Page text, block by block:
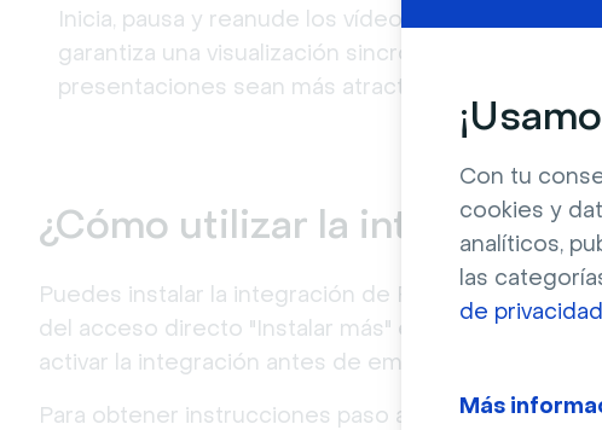
Con tu
cookies y
analíticos,
las
de privacidad
Más
Inicia, pausa y reanude los vídeos de YouTube
garantiza una visualización sincronizada para tus
presentaciones sean más atractivas e interactivas.
¿Cómo utilizar la integración
Puedes instalar la integración de PowerPoint a
del acceso directo "Instalar más" en el menú
activar la integración antes de empezar a utilizarla.
Para obtener instrucciones paso a paso, consulta